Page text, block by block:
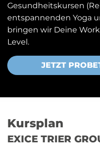
Gesundheitskursen
entspannenden Yoga
bringen wir Deine
Level.
JETZT
Kursplan
EXICE TRIER